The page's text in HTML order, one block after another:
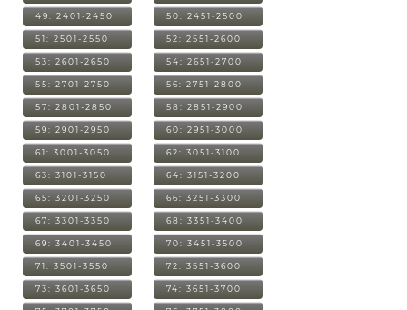
49: 2401-2450 50: 2451-2500
51: 2501-2550 52: 2551-2600
53: 2601-2650 54: 2651-2700
55: 2701-2750 56: 2751-2800
57: 2801-2850 58: 2851-2900
59: 2901-2950 60: 2951-3000
61: 3001-3050 62: 3051-3100
63: 3101-3150 64: 3151-3200
65: 3201-3250 66: 3251-3300
67: 3301-3350 68: 3351-3400
69: 3401-3450 70: 3451-3500
71: 3501-3550 72: 3551-3600
73: 3601-3650 74: 3651-3700